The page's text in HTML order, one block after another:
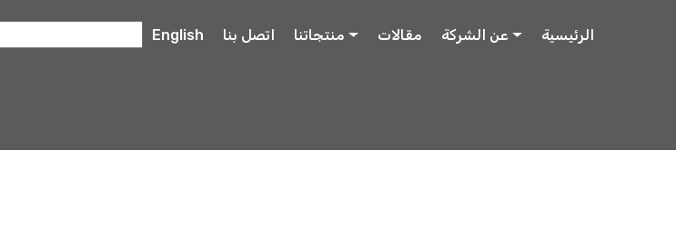
English اتصل بنا منتجاتنا مقالات عن الشركة الرئيسية